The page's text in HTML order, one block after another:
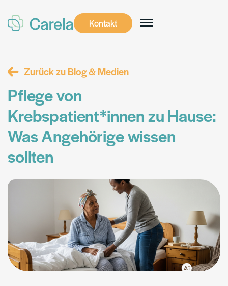
Kontakt
Kontakt
Zurück zu Blog & Medien
Pflege von
Krebspatient*innen zu Hause:
Was Angehörige wissen
sollten